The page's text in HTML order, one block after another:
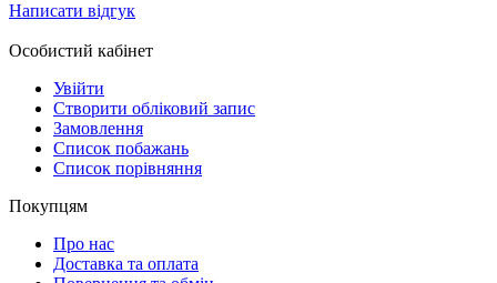
Написати відгук
Особистий кабінет
Увійти
Створити обліковий запис
Замовлення
Список побажань
Cписок порівняння
Покупцям
Про нас
Доставка та оплата